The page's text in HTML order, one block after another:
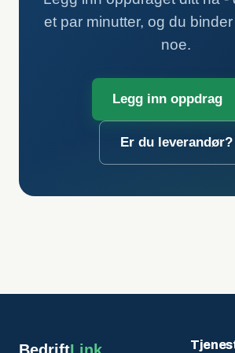
et par minutter, og du binder
noe.
Legg inn oppdrag
Er du leverandør?